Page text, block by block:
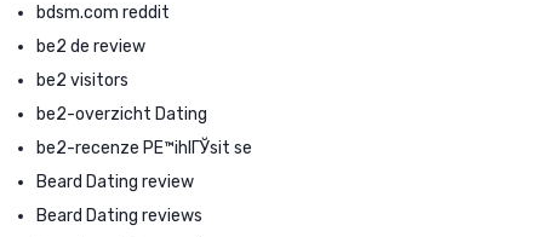
bdsm.com reddit
be2 de review
be2 visitors
be2-overzicht Dating
be2-recenze PЕ™ihlГЎsit se
Beard Dating review
Beard Dating reviews